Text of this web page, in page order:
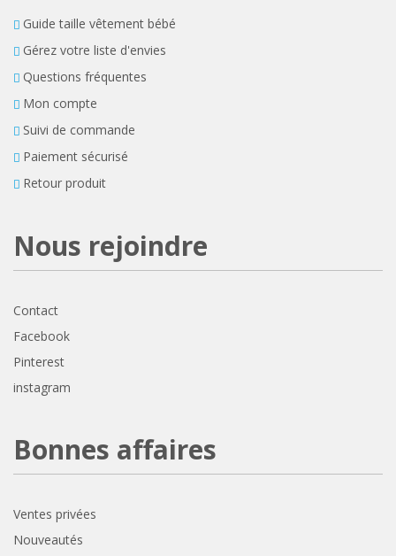
Guide taille vêtement bébé
Gérez votre liste d'envies
Questions fréquentes
Mon compte
Suivi de commande
Paiement sécurisé
Retour produit
Nous rejoindre
Contact
Facebook
Pinterest
instagram
Bonnes affaires
Ventes privées
Nouveautés